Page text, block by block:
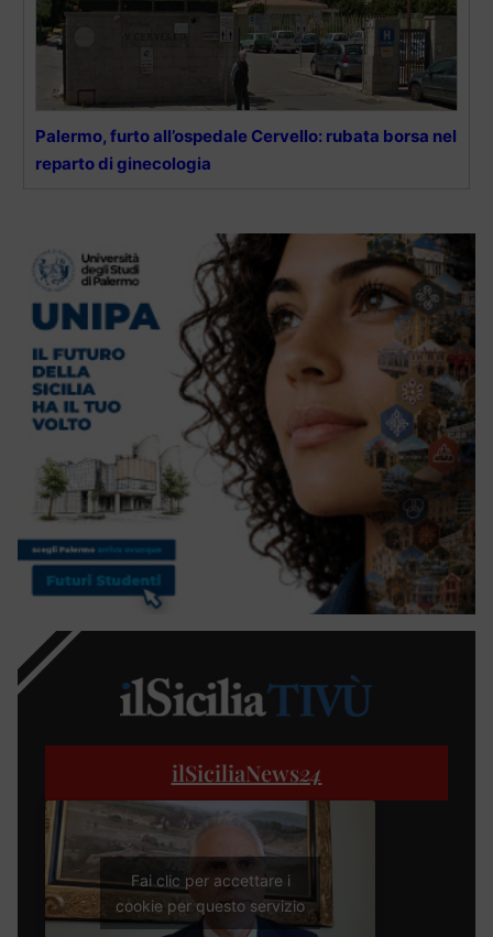
Palermo, furto all’ospedale Cervello: rubata borsa nel
reparto di ginecologia
ilSiciliaNews24
Fai clic per accettare i
cookie per questo servizio